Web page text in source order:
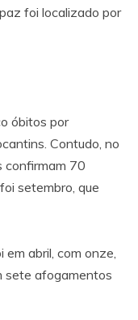
foi localizado por
óbitos por
Contudo, no
confirmam 70
setembro, que
em abril, com onze,
sete afogamentos